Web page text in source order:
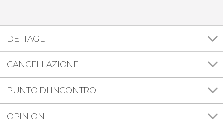
DETTAGLI
CANCELLAZIONE
PUNTO DI INCONTRO
OPINIONI